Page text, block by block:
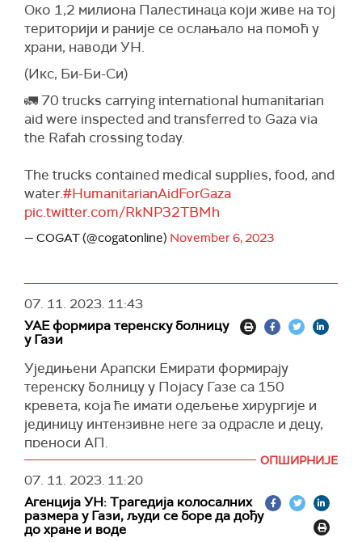
Око 1,2 милиона Палестинаца који живе на тој
територији и раније се ослањало на помоћ у
храни, наводи УН.
(Икс, Би-Би-Си)
🚛 70 trucks carrying international humanitarian
aid were inspected and transferred to Gaza via
the Rafah crossing today.
The trucks contained medical supplies, food, and
water.#HumanitarianAidForGaza
pic.twitter.com/RkNP32TBMh
— COGAT (@cogatonline) November 6, 2023
07. 11. 2023. 11:43
УАЕ формира теренску болницу
у Гази
Уједињени Арапски Емирати формирају
теренску болницу у Појасу Газе са 150
кревета, која ће имати одељење хирургије и
јединицу интензивне неге за одрасле и децу,
преноси АП.
Државна новинска агенција ВАМ известила је
у понедељак да је пет авиона са опремом за
болницу одлетело из УАЕ у Египат, одакле ће
она бити пребачена у Газу.
ОПШИРНИЈЕ
07. 11. 2023. 11:20
Агенција УН: Трагедија колосалних
размера у Гази, људи се боре да дођу
до хране и воде